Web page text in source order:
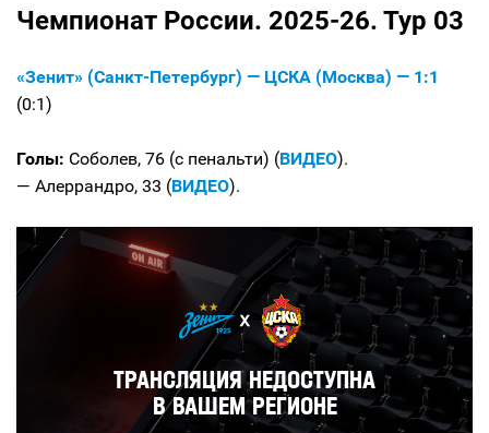
Чемпионат России. 2025-26. Тур 03
«Зенит» (Санкт-Петербург) — ЦСКА (Москва) — 1:1
(0:1)
Голы: Соболев, 76 (с пенальти) (ВИДЕО).
— Алеррандро, 33 (ВИДЕО).